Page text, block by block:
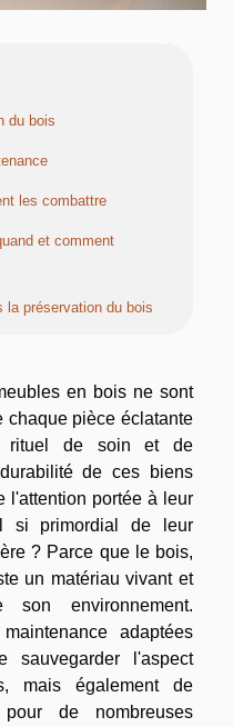
du bois
les combattre
et comment
la préservation du bois
en bois ne sont
chaque pièce éclatante
rituel de soin et de
de ces biens
l'attention portée à leur
si primordial de leur
? Parce que le bois,
un matériau vivant et
environnement.
adaptées
sauvegarder l'aspect
mais également de
de nombreuses